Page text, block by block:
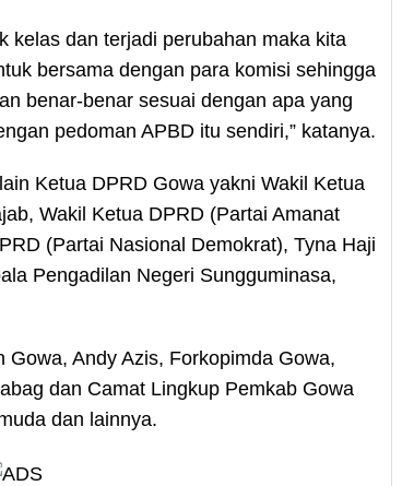
kelas dan terjadi perubahan maka kita
bersama dengan para komisi sehingga
benar-benar sesuai dengan apa yang
pedoman APBD itu sendiri,” katanya.
Ketua DPRD Gowa yakni Wakil Ketua
Wakil Ketua DPRD (Partai Amanat
(Partai Nasional Demokrat), Tyna Haji
Pengadilan Negeri Sungguminasa,
Andy Azis, Forkopimda Gowa,
dan Camat Lingkup Pemkab Gowa
dan lainnya.